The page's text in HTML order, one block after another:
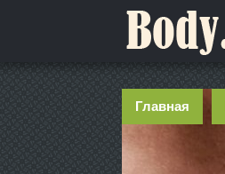
Главная